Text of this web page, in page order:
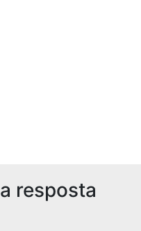
resposta